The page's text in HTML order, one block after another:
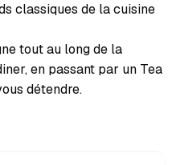
classiques de la cuisine
tout au long de la
en passant par un Tea
détendre.